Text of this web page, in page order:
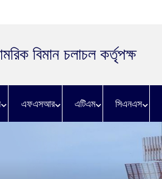
বিমান চলাচল কর্তৃপক্ষ
এফএসআর এটিএম সিএনএস